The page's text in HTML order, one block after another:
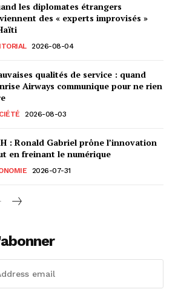
les diplomates étrangers
des « experts improvisés »
2026-08-04
qualités de service : quand
Airways communique pour ne rien
2026-08-03
: Ronald Gabriel prône l’innovation
en freinant le numérique
2026-07-31